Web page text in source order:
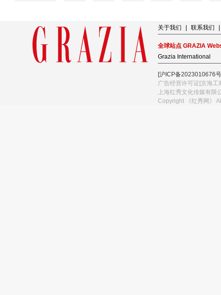
关于我们 联系我们
全球站点 GRAZIA
Grazia International
[沪ICP备2023010676
广告经营许可证[京海
上海红秀文化传媒有限
Copyright 《红秀网》